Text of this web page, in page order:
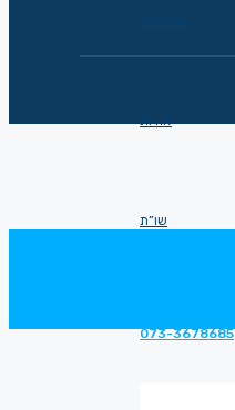
אודות
שו”ת
073-3678685